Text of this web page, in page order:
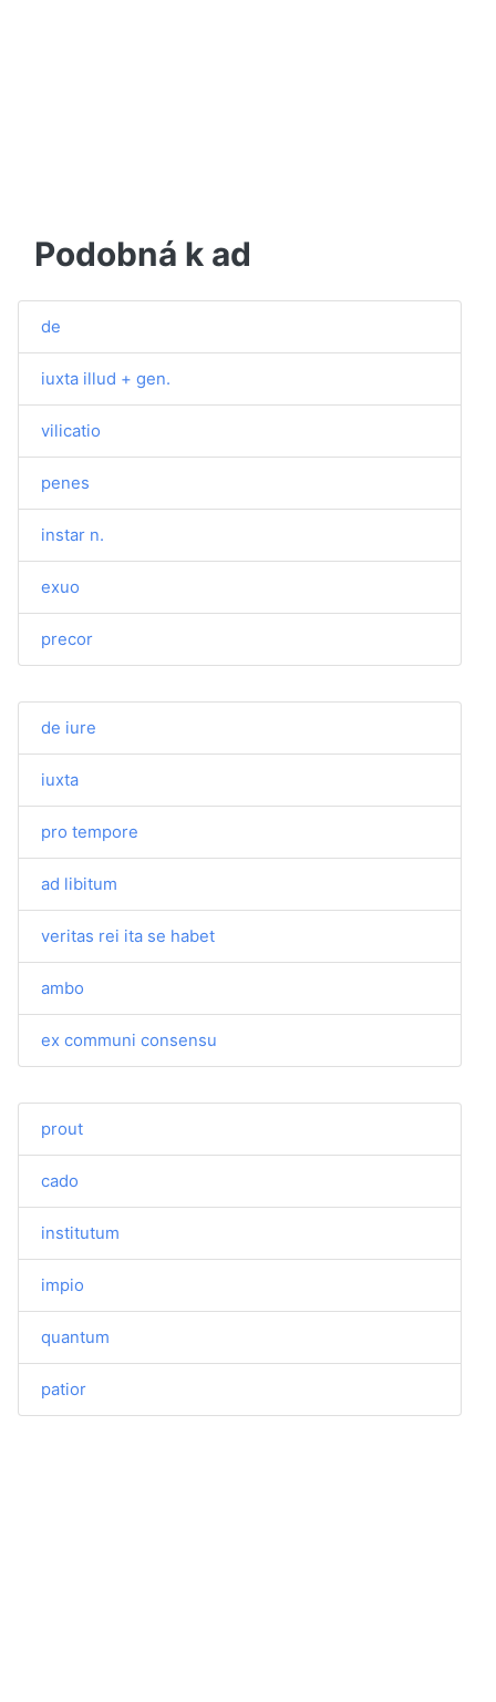
Podobná k ad
de
iuxta illud + gen.
vilicatio
penes
instar n.
exuo
precor
de iure
iuxta
pro tempore
ad libitum
veritas rei ita se habet
ambo
ex communi consensu
prout
cado
institutum
impio
quantum
patior